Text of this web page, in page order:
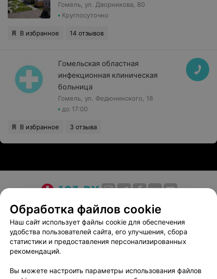
Гомель, ул. Дворникова, 80
Круглосуточно
В избранное 14 отзывов
Гомельская областная
инфекционная клиническая
больница
Гомель, ул. Федюнинского, 18
до 17:00
В избранное 3 отзыва
О проекте Новости проекта
Размещение рекламы
Медицинский маркетинг
Публичный договор
Пользовательское соглашение
Способы оплаты
Вакансии
Партнеры
Написать в поддержку
Обработка файлов cookie
Наш сайт использует файлы cookie для обеспечения
удобства пользователей сайта, его улучшения, сбора
статистики и предоставления персонализированных
рекомендаций.
Вы можете настроить параметры использования файлов